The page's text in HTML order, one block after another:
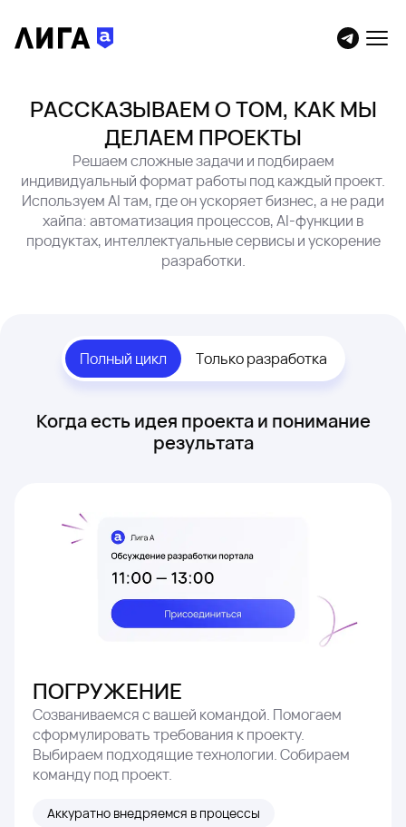
РАССКАЗЫВАЕМ О ТОМ, КАК МЫ
ДЕЛАЕМ ПРОЕКТЫ
Решаем сложные задачи и подбираем
индивидуальный формат работы под каждый проект.
Используем AI там, где он ускоряет бизнес, а не ради
хайпа: автоматизация процессов, AI-функции в
продуктах, интеллектуальные сервисы и ускорение
разработки.
Полный цикл Только разработка
Когда есть идея проекта и понимание
результата
ПОГРУЖЕНИЕ
Созваниваемся с вашей командой. Помогаем
сформулировать требования к проекту.
Выбираем подходящие технологии. Собираем
команду под проект.
Аккуратно внедряемся в процессы